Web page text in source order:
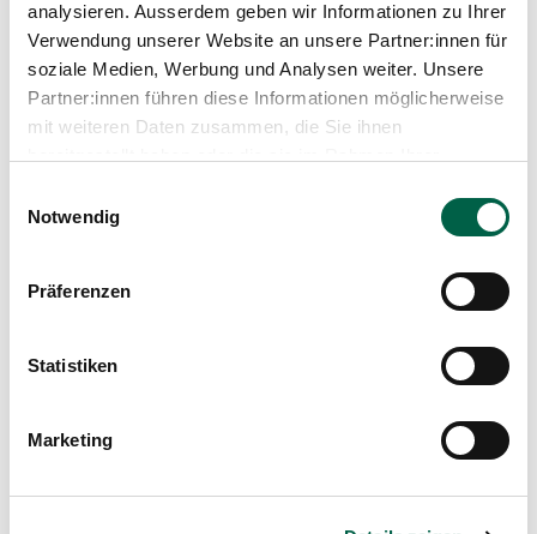
analysieren. Ausserdem geben wir Informationen zu Ihrer
Verwendung unserer Website an unsere Partner:innen für
soziale Medien, Werbung und Analysen weiter. Unsere
Partner:innen führen diese Informationen möglicherweise
mit weiteren Daten zusammen, die Sie ihnen
Notwendig
Präferenzen
Statistiken
Marketing
Since 2025
Attending physician in urology, Zollikerberg
Hospital
2019 - 2024
Senior Consultant Urologist, Uroviva - Practice at
Specialist in urology, European Board of Urology
(EAU)
Assistant Urologist, Neurology at the University
Hospital Zurich, Triemli City Hospital, Zurich and
Assistant doctor in various departments at the
University Hospital Zurich and Cantonal Hospital
2006 - 2012